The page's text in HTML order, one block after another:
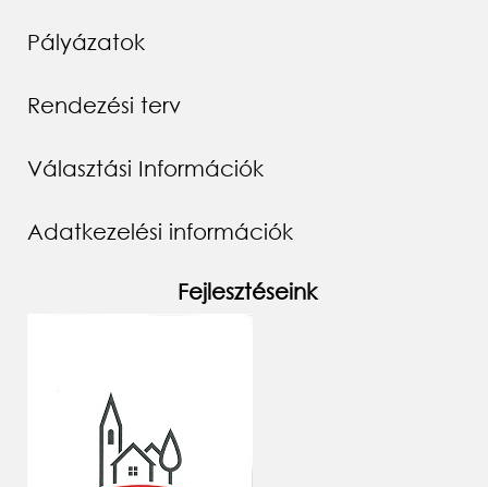
Pályázatok
Rendezési terv
Választási Információk
Adatkezelési információk
Fejlesztéseink